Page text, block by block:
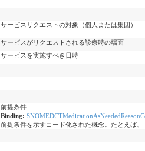
サービスリクエストの対象（個人または集団）
サービスがリクエストされる診療時の場面
サービスを実施すべき日時
前提条件
Binding:
前提条件を示すコード化された概念。たとえば、